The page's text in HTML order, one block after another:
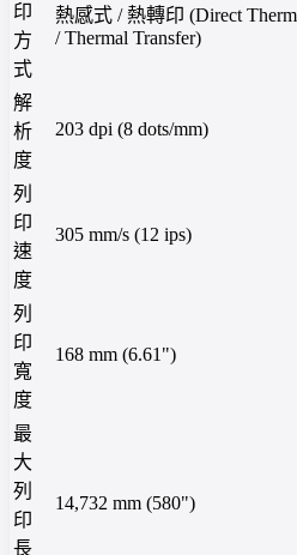
印
方
式
熱感式 / 熱轉印 (Direct
/ Thermal Transfer)
解
析
度
203 dpi (8 dots/mm)
列
印
速
度
305 mm/s (12 ips)
列
印
寬
度
168 mm (6.61")
最
大
列
印
長
14,732 mm (580")